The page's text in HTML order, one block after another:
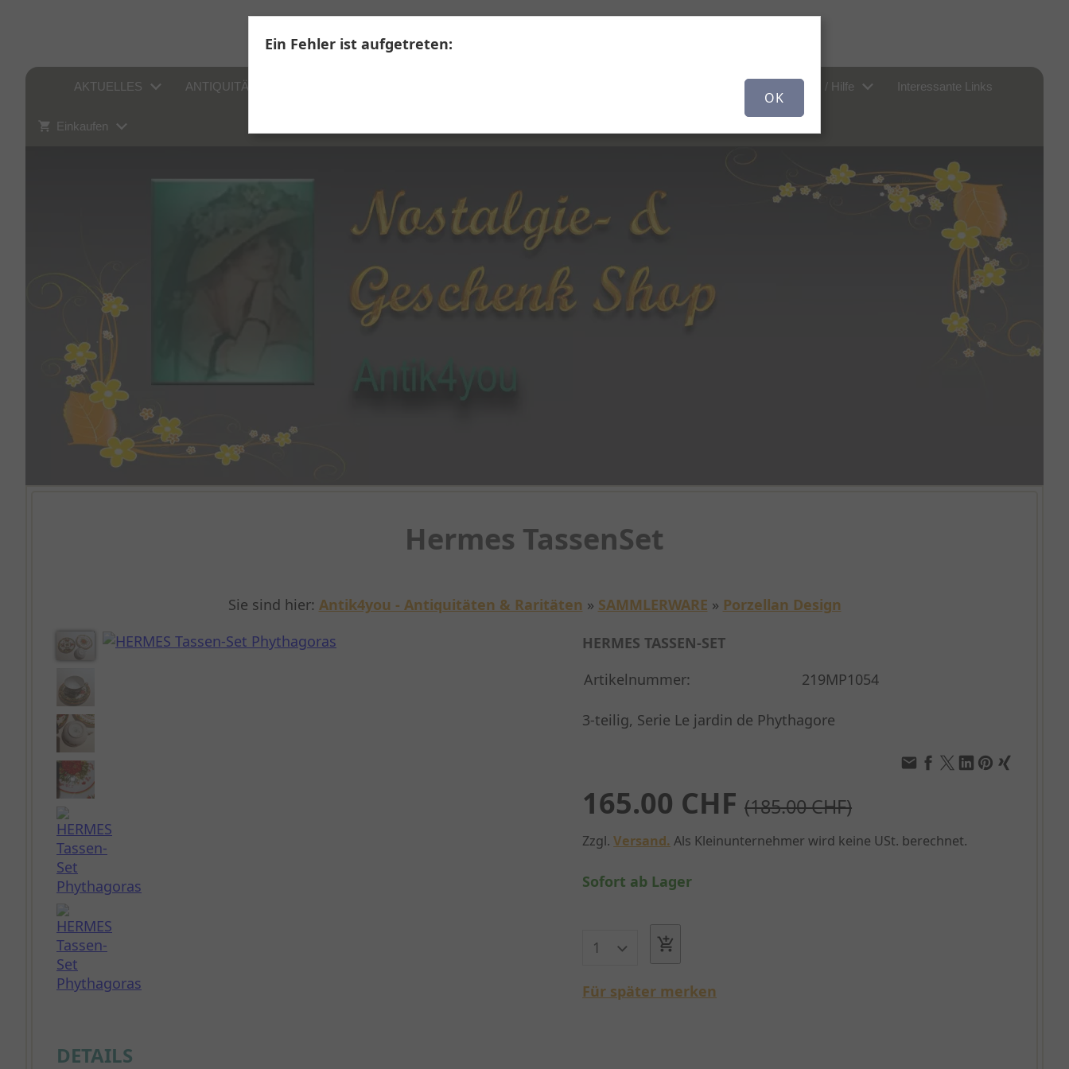
AKTUELLES ANTIQUITÄTEN Über uns... FAQ / Hilfe Interessante Links
Einkaufen
Hermes TassenSet
Sie sind hier: Antik4you - Antiquitäten & Raritäten » SAMMLERWARE » Porzellan Design
HERMES TASSEN-SET
Artikelnummer:
219MP1054
3-teilig, Serie Le jardin de Phythagore
165.00 CHF (185.00 CHF)
Zzgl.Versand. Als Kleinunternehmer wird keine USt. berechnet.
Sofort ab Lager
Für später merken
DETAILS
Ein Fehler ist aufgetreten:
OK